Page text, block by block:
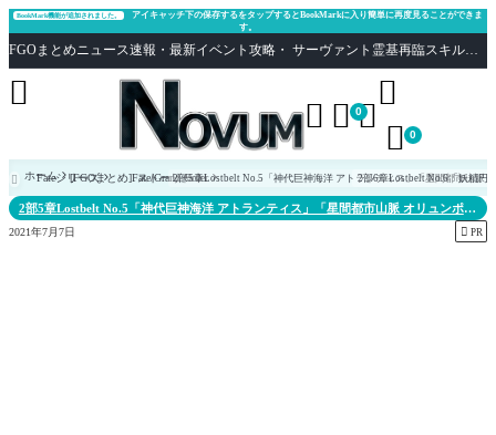
BookMark機能が追加されました。
アイキャッチ下の保存するをタップするとBookMarkに入り簡単に再度見ることができま
す。
FGOまとめニュース速報・最新イベント攻略・ サーヴァント霊基再臨スキル性能評価まとめ Fate/Grand Order
  0

 0

 ホーム
Fateシリーズ[FGOまとめ]Fate/Grand Order
ストーリー2部5章Lostbelt No.5「神代巨神海洋 アトランティス」「星間都市山脈
2部6章Lostbelt No.6「妖精円
2部5章Lostbelt No.5「神代巨神海洋 アトランティス」「星間都市山脈 オリュンポ
ス」
2021年7月7日  PR